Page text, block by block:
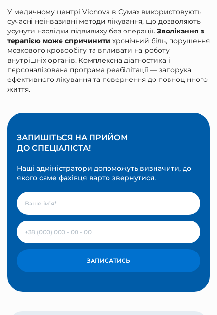
У медичному центрі Vidnova в Сумах використовують
сучасні неінвазивні методи лікування, що дозволяють
усунути наслідки підвивиху без операції. Зволікання з
терапією може спричинити хронічний біль, порушення
мозкового кровообігу та впливати на роботу
внутрішніх органів. Комплексна діагностика і
персоналізована програма реабілітації — запорука
ефективного лікування та повернення до повноцінного
життя.
ЗАПИШІТЬСЯ НА ПРИЙОМ
ДО СПЕЦІАЛІСТА!
Наші адміністратори допоможуть визначити, до
якого саме фахівця варто звернутися.
ЗАПИСАТИСЬ